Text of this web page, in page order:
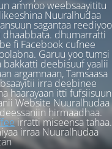
ammoo weebsaayititu
Nuuralhudaa
sagantaa reediyoo
dhaabbata. dhumarratti
fi Facebook cufnee
Garuu yoo tumsi
bakkatti deebisuuf yaalii
argamnaan, Tamsaasa
irra deebinee
haarayaan itti fufsiisuun
Website Nuuralhudaa
hirmaadhaa.
irratti miseensa tahaa.
irraa Nuuralhudaa